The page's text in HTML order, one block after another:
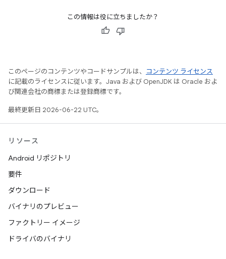
この情報は役に立ちましたか？
このページのコンテンツやコードサンプルは、
コンテンツ ライセンス
に記載のライセンスに従います。Java および OpenJDK は Oracle およ
び関連会社の商標または登録商標です。
最終更新日 2026-06-22 UTC。
リソース
Android リポジトリ
要件
ダウンロード
バイナリのプレビュー
ファクトリー イメージ
ドライバのバイナリ